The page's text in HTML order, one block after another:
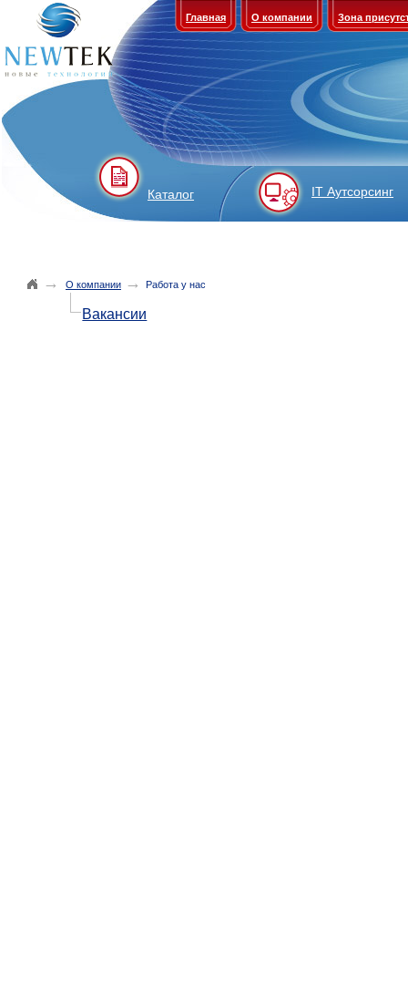
Главная О компании Зона
Каталог IT Аутсорсинг
→ О компании → Работа у нас
Вакансии